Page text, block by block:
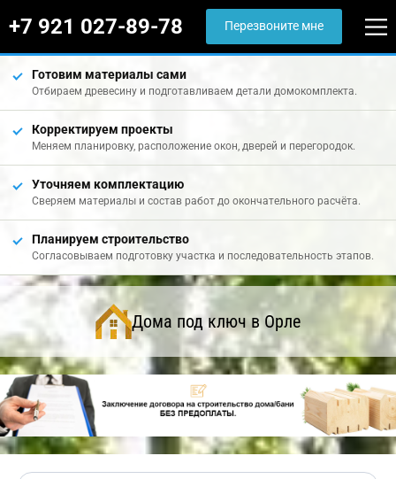
+7 921 027-89-78 Перезвоните мне
Готовим материалы сами
Отбираем древесину и подготавливаем детали домокомплекта.
Корректируем проекты
Меняем планировку, расположение окон, дверей и перегородок.
Уточняем комплектацию
Сверяем материалы и состав работ до окончательного расчёта.
Планируем строительство
Согласовываем подготовку участка и последовательность этапов.
Дома под ключ в Орле